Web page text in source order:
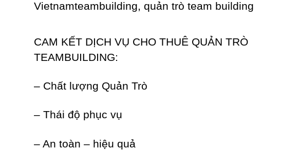
CAM KẾT DỊCH VỤ CHO THUÊ QUẢN TRÒ
TEAMBUILDING:
– Chất lượng Quản Trò
– Thái độ phục vụ
– An toàn – hiệu quả